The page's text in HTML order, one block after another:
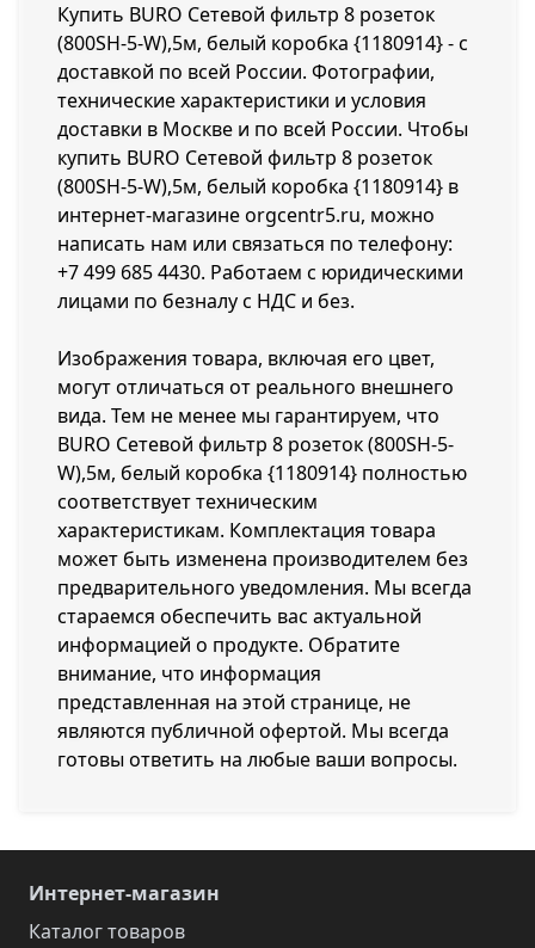
Купить BURO Сетевой фильтр 8 розеток
(800SH-5-W),5м, белый коробка {1180914} - с
доставкой по всей России. Фотографии,
технические характеристики и условия
доставки в Москве и по всей России. Чтобы
купить BURO Сетевой фильтр 8 розеток
(800SH-5-W),5м, белый коробка {1180914} в
интернет-магазине orgcentr5.ru, можно
написать нам или связаться по телефону:
+7 499 685 4430. Работаем с юридическими
лицами по безналу с НДС и без.
Изображения товара, включая его цвет,
могут отличаться от реального внешнего
вида. Тем не менее мы гарантируем, что
BURO Сетевой фильтр 8 розеток (800SH-5-
W),5м, белый коробка {1180914} полностью
соответствует техническим
характеристикам. Комплектация товара
может быть изменена производителем без
предварительного уведомления. Мы всегда
стараемся обеспечить вас актуальной
информацией о продукте. Обратите
внимание, что информация
представленная на этой странице, не
являются публичной офертой. Мы всегда
готовы ответить на любые ваши вопросы.
Интернет-магазин
Каталог товаров